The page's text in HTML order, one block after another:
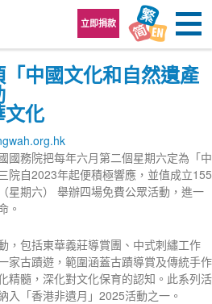
立即捐款
中國文化和自然遺產
文化
國務院把每年六月第二個星期六定為「中
院自2023年起便積極響應，並值成立155
星期六） 舉辦四場免費公眾活動，進一
。
，包括東華義莊導賞團、中式刺繡工作
家古蹟遊，範圍涵蓋古蹟導賞及傳統手作
精髓，深化對文化保育的認知。此系列活
入「香港非遺月」2025活動之一。